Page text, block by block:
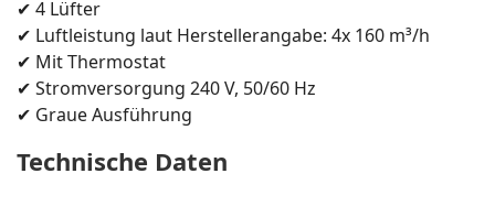
✔ 4 Lüfter
✔ Luftleistung laut Herstellerangabe: 4x 160 m³/h
✔ Mit Thermostat
✔ Stromversorgung 240 V, 50/60 Hz
✔ Graue Ausführung
Technische Daten